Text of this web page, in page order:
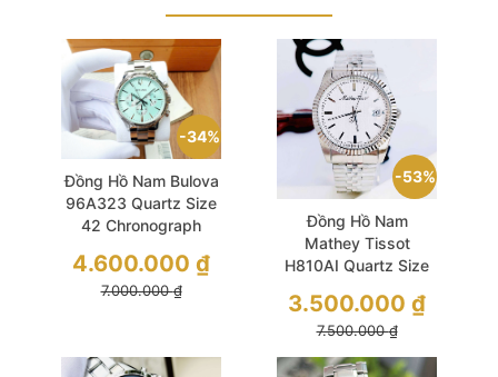
34%
Đồng Hồ Nam Bulova
96A323 Quartz Size
42 Chronograph
7.000.000₫
4.600.000 ₫
53%
Đồng Hồ Nam
Mathey Tissot
H810AI Quartz Size
xác và ổn định
7.500.000₫
3.500.000 ₫